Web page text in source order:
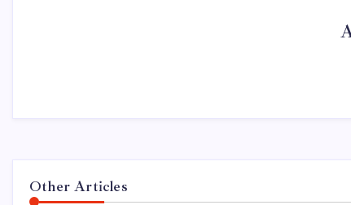
Other Articles